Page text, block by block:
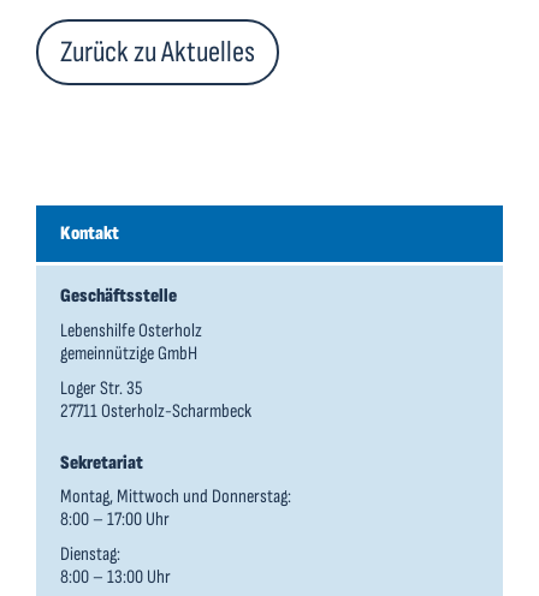
Zurück zu Aktuelles
Kontakt
Geschäftsstelle
Lebenshilfe Osterholz
gemeinnützige GmbH
Loger Str. 35
27711 Osterholz-Scharmbeck
Sekretariat
Montag, Mittwoch und Donnerstag:
8:00 – 17:00 Uhr
Dienstag:
8:00 – 13:00 Uhr